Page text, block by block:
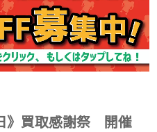
》買取感謝祭 開催